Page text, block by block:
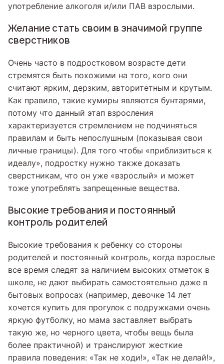
употребление алкоголя и/или ПАВ взрослыми.
Желание стать своим в значимой группе
сверстников
Очень часто в подростковом возрасте дети
стремятся быть похожими на того, кого они
считают ярким, дерзким, авторитетным и крутым.
Как правило, такие кумиры являются бунтарями,
потому что данный этап взросления
характеризуется стремлением не подчиняться
правилам и быть непослушным (показывая свои
личные границы). Для того чтобы «приблизиться к
идеалу», подростку нужно также доказать
сверстникам, что он уже «взрослый» и может
тоже употреблять запрещенные вещества.
Высокие требования и постоянный
контроль родителей
Высокие требования к ребенку со стороны
родителей и постоянный контроль, когда взрослые
все время следят за наличием высоких отметок в
школе, не дают выбирать самостоятельно даже в
бытовых вопросах (например, девочке 14 лет
хочется купить для прогулок с подружками очень
яркую футболку, но мама заставляет выбрать
такую же, но черного цвета, чтобы вещь была
более практичной) и транслируют жесткие
правила поведения: «Так не ходи!», «Так не делай!»,